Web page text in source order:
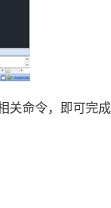
关命令，即可完